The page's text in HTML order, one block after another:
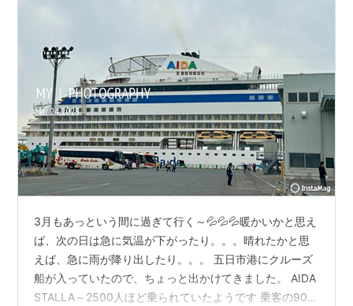
3月もあっという間に過ぎて行く～💦💦💦暖かいかと思え
ば、次の日は急に気温が下がったり。。。晴れたかと思
えば、急に雨が降り出したり。。。 五日市港にクルーズ
船が入っていたので、ちょっと出かけてきました。 AIDA
STALLA～2500人ほど乗られていたようです 乗客の90％